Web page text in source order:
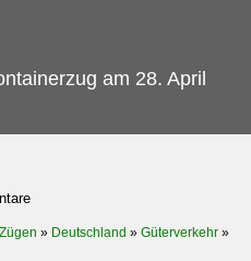
am 28. April
» Deutschland » Güterverkehr »